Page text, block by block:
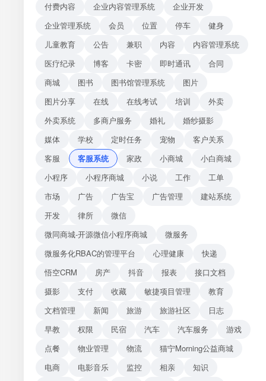
付费内容
企业内容管理系统
企业开发
企业管理系统
会员 位置 停车
健身
儿童教育
公告 兼职 内容
内容管理系统
医疗纪录
博客 卡密 即时通讯
合同
商城
图书 图书馆管理系统
图片
图片分享
在线 在线考试 培训
外卖
外卖系统
多商户服务 婚礼
婚纱摄影
媒体
学校 定时任务 宠物
客户关系
客服
客服系统 家政 小商城
小白商城
小程序
小程序商城 小说 工作
工单
市场
广告 广告宝 广告管理
建站系统
开发
律所
微信
微同商城-开源微信小程序商城
微服务
微服务化RBAC的管理平台
心理健康
快递
悟空CRM
房产 抖音 报表
接口文档
摄影
支付 收藏 敏捷项目管理
教育
文档管理
新闻 旅游 旅游社区
日志
早教
权限 民宿 汽车 汽车服务
游戏
点餐
物业管理 物流
猫宁Morning公益商城
电商
电影音乐 监控 相亲
知识